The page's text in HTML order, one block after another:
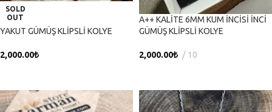
SOLD
OUT
YAKUT GÜMÜŞ KLİPSLİ KOLYE
2,000.00₺
A++ KALİTE 6MM KUM İNCİSİ İNCİ
GÜMÜŞ KLİPSLİ KOLYE
2,000.00₺ 10